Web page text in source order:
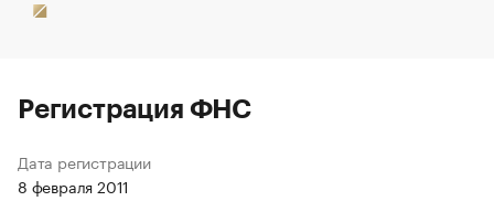
Регистрация ФНС
Дата регистрации
8 февраля 2011